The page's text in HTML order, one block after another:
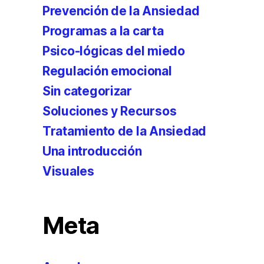
Prevención de la Ansiedad
Programas a la carta
Psico-lógicas del miedo
Regulación emocional
Sin categorizar
Soluciones y Recursos
Tratamiento de la Ansiedad
Una introducción
Visuales
Meta